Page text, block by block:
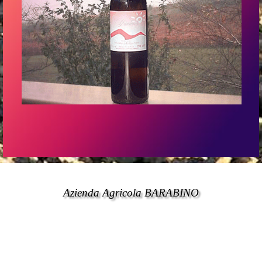
Azienda Agricola BARABINO